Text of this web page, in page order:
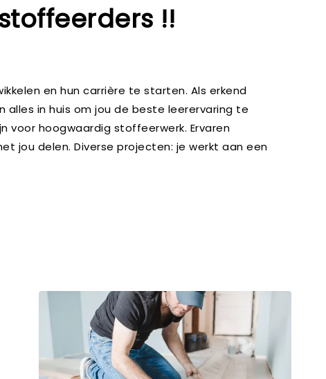
!!
en hun carrière te starten. Als erkend
alles in huis om jou de beste leerervaring te
voor hoogwaardig stoffeerwerk. Ervaren
jou delen. Diverse projecten: je werkt aan een